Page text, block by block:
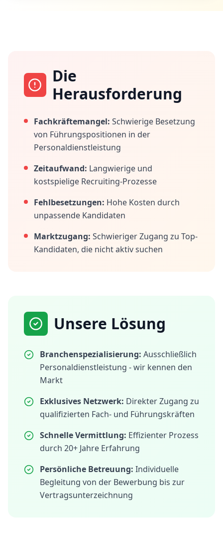
Die
Herausforderung
Fachkräftemangel: Schwierige Besetzung
von Führungspositionen in der
Personaldienstleistung
Zeitaufwand: Langwierige und
kostspielige Recruiting-Prozesse
Fehlbesetzungen: Hohe Kosten durch
unpassende Kandidaten
Marktzugang: Schwieriger Zugang zu Top-
Kandidaten, die nicht aktiv suchen
Unsere Lösung
Branchenspezialisierung: Ausschließlich
Personaldienstleistung - wir kennen den
Markt
Exklusives Netzwerk: Direkter Zugang zu
qualifizierten Fach- und Führungskräften
Schnelle Vermittlung: Effizienter Prozess
durch 20+ Jahre Erfahrung
Persönliche Betreuung: Individuelle
Begleitung von der Bewerbung bis zur
Vertragsunterzeichnung